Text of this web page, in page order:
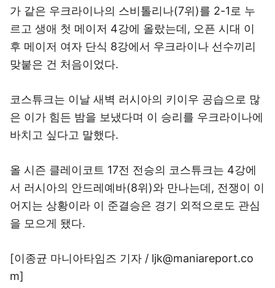
가 같은 우크라이나의 스비톨리나(7위)를 2-1로 누
르고 생애 첫 메이저 4강에 올랐는데, 오픈 시대 이
후 메이저 여자 단식 8강에서 우크라이나 선수끼리
맞붙은 건 처음이었다.
코스튜크는 이날 새벽 러시아의 키이우 공습으로 많
은 이가 힘든 밤을 보냈다며 이 승리를 우크라이나에
바치고 싶다고 말했다.
올 시즌 클레이코트 17전 전승의 코스튜크는 4강에
서 러시아의 안드레예바(8위)와 만나는데, 전쟁이 이
어지는 상황이라 이 준결승은 경기 외적으로도 관심
을 모으게 됐다.
[이종균 마니아타임즈 기자 / ljk@maniareport.co
m]